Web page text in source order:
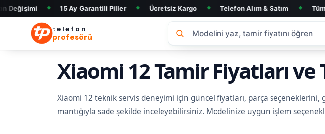
◆ 15 Ay Garantili Piller ◆ Ücretsiz Kargo ◆ Telefon Alım & Satım ◆ Tüm Marka ve
telefon
profesörü
Xiaomi 12 Tamir Fiyatları ve
Xiaomi 12 teknik servis deneyimi için güncel fiyatları, parça
mantığıyla sade şekilde inceleyebilirsiniz. Modelinize uygun işlem